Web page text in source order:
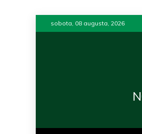
to
sobota, 08 augusta, 2026